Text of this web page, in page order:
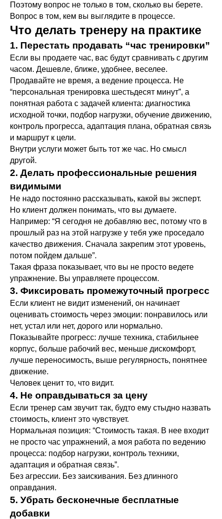
Поэтому вопрос не только в том, сколько вы берете.
Вопрос в том, кем вы выглядите в процессе.
Что делать тренеру на практике
1. Перестать продавать “час тренировки”
Если вы продаете час, вас будут сравнивать с другим
часом. Дешевле, ближе, удобнее, веселее.
Продавайте не время, а ведение процесса. Не
“персональная тренировка шестьдесят минут”, а
понятная работа с задачей клиента: диагностика
исходной точки, подбор нагрузки, обучение движению,
контроль прогресса, адаптация плана, обратная связь
и маршрут к цели.
Внутри услуги может быть тот же час. Но смысл
другой.
2. Делать профессиональные решения
видимыми
Не надо постоянно рассказывать, какой вы эксперт.
Но клиент должен понимать, что вы думаете.
Например: “Я сегодня не добавляю вес, потому что в
прошлый раз на этой нагрузке у тебя уже проседало
качество движения. Сначала закрепим этот уровень,
потом пойдем дальше”.
Такая фраза показывает, что вы не просто ведете
упражнение. Вы управляете процессом.
3. Фиксировать промежуточный прогресс
Если клиент не видит изменений, он начинает
оценивать стоимость через эмоции: понравилось или
нет, устал или нет, дорого или нормально.
Показывайте прогресс: лучше техника, стабильнее
корпус, больше рабочий вес, меньше дискомфорт,
лучше переносимость, выше регулярность, понятнее
движение.
Человек ценит то, что видит.
4. Не оправдываться за цену
Если тренер сам звучит так, будто ему стыдно назвать
стоимость, клиент это чувствует.
Нормальная позиция: “Стоимость такая. В нее входит
не просто час упражнений, а моя работа по ведению
процесса: подбор нагрузки, контроль техники,
адаптация и обратная связь”.
Без агрессии. Без заискивания. Без длинного
оправдания.
5. Убрать бесконечные бесплатные
добавки